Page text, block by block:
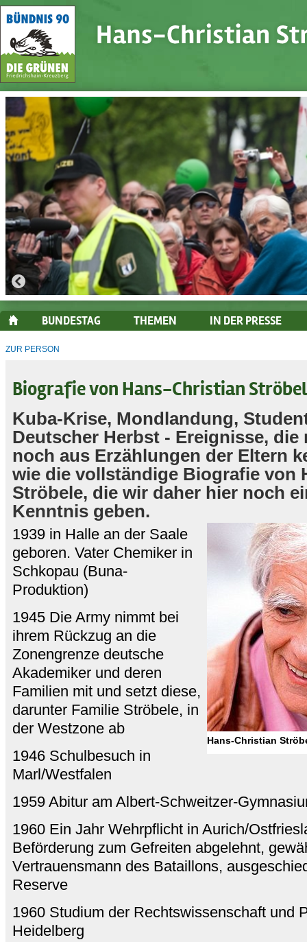
BUNDESTAG THEMEN IN DER PRESSE
ZUR PERSON
Biografie von Hans-Christian
Kuba-Krise, Mondlandung,
Deutscher Herbst - Ereignisse, die
noch aus Erzählungen der Eltern
wie die vollständige Biografie von
Ströbele, die wir daher hier noch
Kenntnis geben.
Hans-Christian
1939 in Halle an der Saale
geboren. Vater Chemiker in
Schkopau (Buna-
Produktion)
1945 Die Army nimmt bei
ihrem Rückzug an die
Zonengrenze deutsche
Akademiker und deren
Familien mit und setzt diese,
darunter Familie Ströbele, in
der Westzone ab
1946 Schulbesuch in
Marl/Westfalen
1959 Abitur am Albert-Schweitzer-
1960 Ein Jahr Wehrpflicht in Aurich/
Beförderung zum Gefreiten abgelehnt,
Vertrauensmann des Bataillons,
Reserve
1960 Studium der Rechtswissenschaft und
Heidelberg